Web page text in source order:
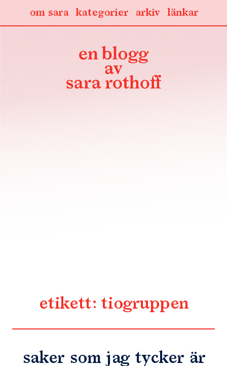
länkar
arkiv
kategorier
om sara
etikett: tiogruppen
saker som jag tycker är